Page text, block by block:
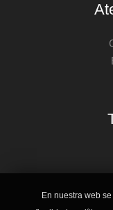
En nuestra web